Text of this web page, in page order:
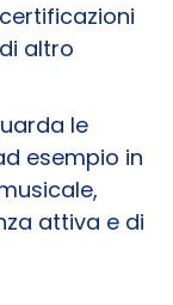
altro
le
esempio in
attiva e di